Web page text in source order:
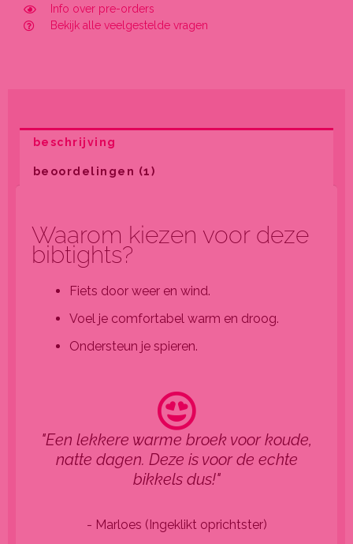
Info over pre-orders
Bekijk alle veelgestelde vragen
beschrijving
beoordelingen (1)
Waarom kiezen voor deze
bibtights?
Fiets door weer en wind.
Voel je comfortabel warm en droog.
Ondersteun je spieren.
"Een lekkere warme broek voor koude,
natte dagen. Deze is voor de echte
bikkels dus!"
- Marloes (Ingeklikt oprichtster)